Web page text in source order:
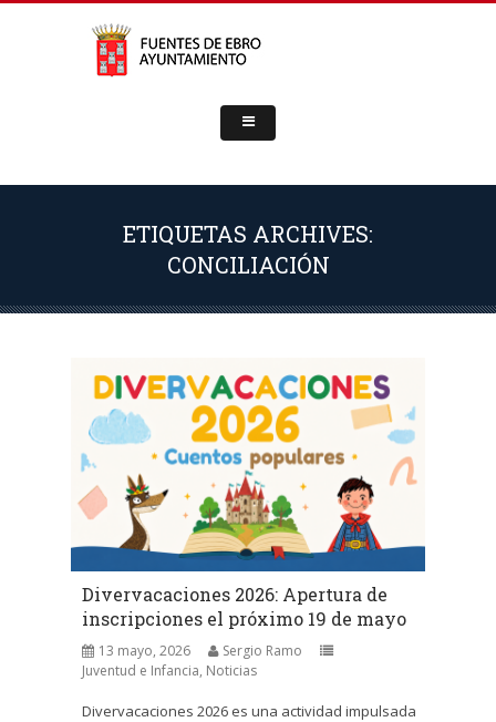
ETIQUETAS ARCHIVES:
CONCILIACIÓN
Divervacaciones 2026: Apertura de
inscripciones el próximo 19 de mayo
13 mayo, 2026
Sergio Ramo
Juventud e Infancia, Noticias
Divervacaciones 2026 es una actividad impulsada